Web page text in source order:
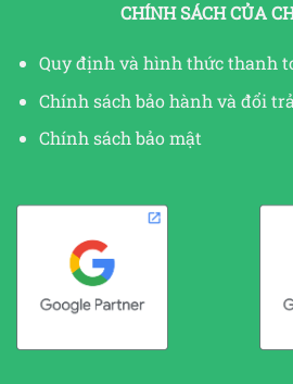
CHÍNH SÁCH CỦA
Quy định và hình thức thanh
Chính sách bảo hành và đổi
Chính sách bảo mật